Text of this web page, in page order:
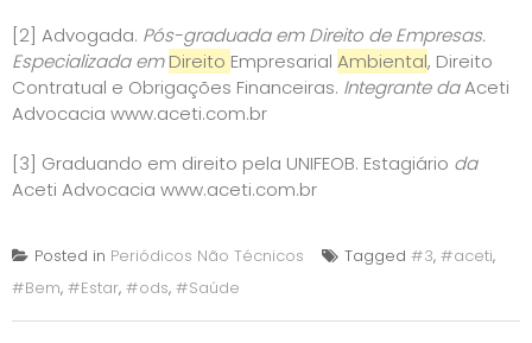
[2] Advogada. Pós-graduada em Direito de Empresas.
Especializada em Direito Empresarial Ambiental, Direito
Contratual e Obrigações Financeiras. IntegrantedaAceti
Advocacia www.aceti.com.br
[3] Graduando em direito pela UNIFEOB. Estagiário da
Aceti Advocacia www.aceti.com.br
Posted in Periódicos Não Técnicos Tagged #3, #aceti,
#Bem, #Estar, #ods, #Saúde